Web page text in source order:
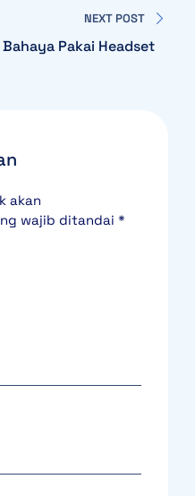
NEXT POST
Bahaya Pakai Headset
akan
wajib ditandai *